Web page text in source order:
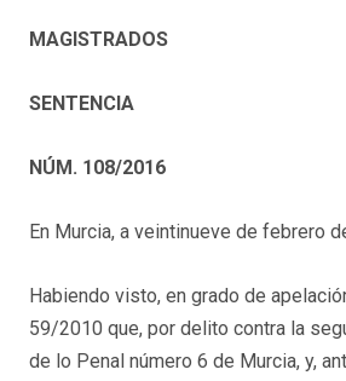
MAGISTRADOS
SENTENCIA
NÚM. 108/2016
En Murcia, a veintinueve de febrero
Habiendo visto, en grado de
59/2010 que, por delito contra la
de lo Penal número 6 de Murcia, y,